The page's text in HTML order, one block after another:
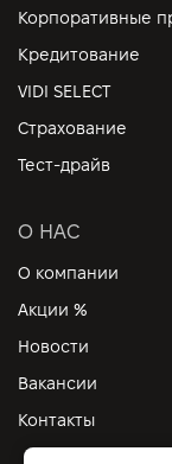
Корпоративные
Кредитование
VIDI SELECT
Страхование
Тест-драйв
О НАС
О компании
Акции %
Новости
Вакансии
Контакты